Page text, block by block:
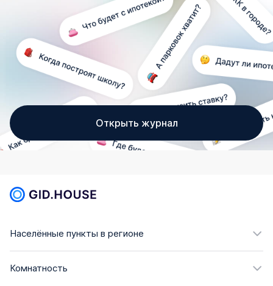
Открыть журнал
Населённые пункты в регионе
Комнатность